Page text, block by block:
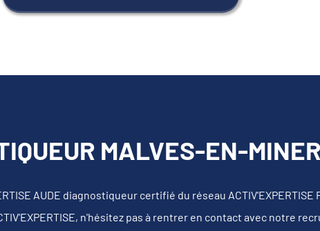
MALVES-EN-
AUDE diagnostiqueur certifié du réseau
n'hésitez pas à rentrer en contact avec notre